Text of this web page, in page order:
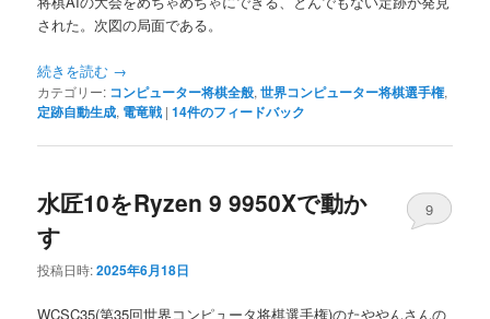
された。次図の局面である。
続きを読む →
カテゴリー: コンピューター将棋全般,世界コンピューター将棋選手権,
定跡自動生成, 電竜戦 |14件のフィードバック
水匠10をRyzen 9 9950Xで動か
す
投稿日時:2025年6月18日
9
WCSC35(第35回世界コンピュータ将棋選手権)のたややんさんの